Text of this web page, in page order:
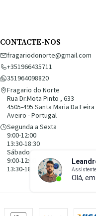
CONTACTE-NOS
fragariodonorte@gmail.com
+351966435711
351964098820
Fragario do Norte
Rua Dr.Mota Pinto , 633
4505-495 Santa Maria Da Feira
Aveiro - Portugal
Segunda a Sexta
9:00-12:00
13:30-18:30
Sábado
9:00-12:00
13:30-18:30